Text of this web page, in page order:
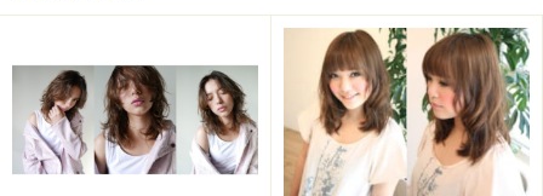
て血色をプラスして。一方、色白な人は「ピンク系」の
色を入れると、美白を際立ててくれます。